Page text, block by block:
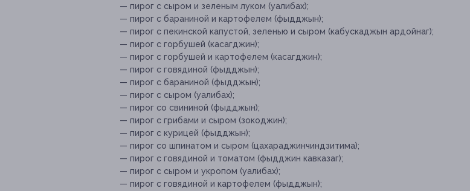
— пирог с сыром и зеленым луком (уалибах);
— пирог с бараниной и картофелем (фыдджын);
— пирог с пекинской капустой, зеленью и сыром (кабускаджын ардойнаг);
— пирог с горбушей (касагджин);
— пирог с горбушей и картофелем (касагджин);
— пирог с говядиной (фыдджын);
— пирог с бараниной (фыдджын);
— пирог с сыром (уалибах);
— пирог со свининой (фыдджын);
— пирог с грибами и сыром (зокоджин);
— пирог с курицей (фыдджын);
— пирог со шпинатом и сыром (цахараджинчиндзитима);
— пирог с говядиной и томатом (фыдджин кавказаг);
— пирог с сыром и укропом (уалибах);
— пирог с говядиной и картофелем (фыдджын);